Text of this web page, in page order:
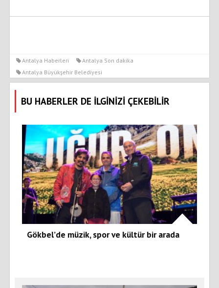
Antalya Haberleri
Antalya Son dakika
Antalya Büyükşehir Belediyesi
BU HABERLER DE İLGİNİZİ ÇEKEBİLİR
Gökbel’de müzik, spor ve kültür bir arada